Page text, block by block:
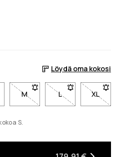
Löydä oma kokosi
M- Koko M ei ole saatavilla.
L- Koko L ei ole
XL- Koko
S.